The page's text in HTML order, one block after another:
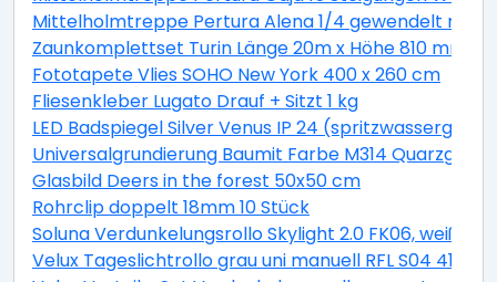
Mittelholmtreppe Pertura Alena 1/4 gewendelt mit
Zaunkomplettset Turin Länge 20m x Höhe 810 mm
Fototapete Vlies SOHO New York 400 x 260 cm
Fliesenkleber Lugato Drauf + Sitzt 1 kg
LED Badspiegel Silver Venus IP 24
Universalgrundierung Baumit Farbe M314 Quarzgrund
Glasbild Deers in the forest 50x50 cm
Rohrclip doppelt 18mm 10 Stück
Soluna Verdunkelungsrollo Skylight 2.0 FK06, weiß,
Velux Tageslichtrollo grau uni manuell RFL S04 4161S